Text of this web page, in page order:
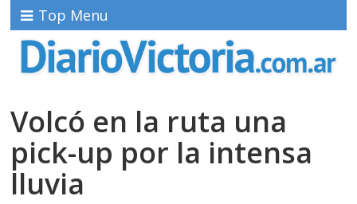
Top Menu
Volcó en la ruta una
pick-up por la intensa
lluvia